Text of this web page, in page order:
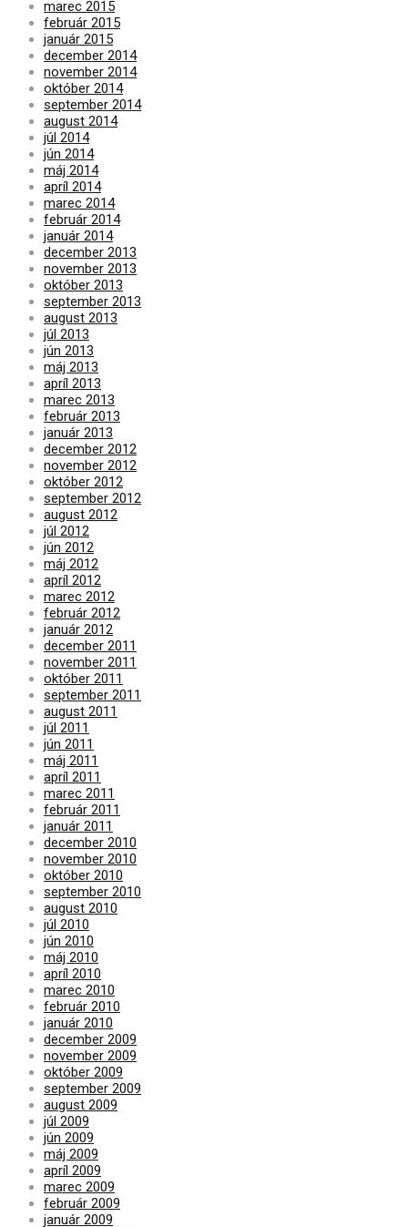
marec 2015
február 2015
január 2015
december 2014
november 2014
október 2014
september 2014
august 2014
júl 2014
jún 2014
máj 2014
apríl 2014
marec 2014
február 2014
január 2014
december 2013
november 2013
október 2013
september 2013
august 2013
júl 2013
jún 2013
máj 2013
apríl 2013
marec 2013
február 2013
január 2013
december 2012
november 2012
október 2012
september 2012
august 2012
júl 2012
jún 2012
máj 2012
apríl 2012
marec 2012
február 2012
január 2012
december 2011
november 2011
október 2011
september 2011
august 2011
júl 2011
jún 2011
máj 2011
apríl 2011
marec 2011
február 2011
január 2011
december 2010
november 2010
október 2010
september 2010
august 2010
júl 2010
jún 2010
máj 2010
apríl 2010
marec 2010
február 2010
január 2010
december 2009
november 2009
október 2009
september 2009
august 2009
júl 2009
jún 2009
máj 2009
apríl 2009
marec 2009
február 2009
január 2009